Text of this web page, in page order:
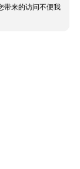
带来的访问不便我